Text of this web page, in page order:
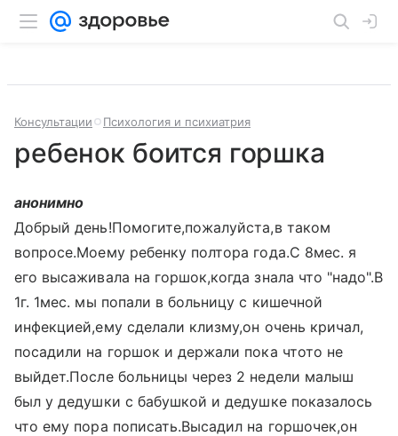
Консультации Психология и психиатрия
ребенок боится горшка
анонимно
Добрый день!Помогите,пожалуйста,в таком
вопросе.Моему ребенку полтора года.С 8мес. я
его высаживала на горшок,когда знала что "надо".В
1г. 1мес. мы попали в больницу с кишечной
инфекцией,ему сделали клизму,он очень кричал,
посадили на горшок и держали пока чтото не
выйдет.После больницы через 2 недели малыш
был у дедушки с бабушкой и дедушке показалось
что ему пора пописать.Высадил на горшочек,он